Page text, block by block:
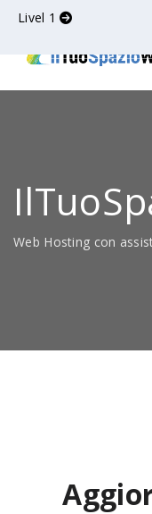
Livel 1
Web Hosting con